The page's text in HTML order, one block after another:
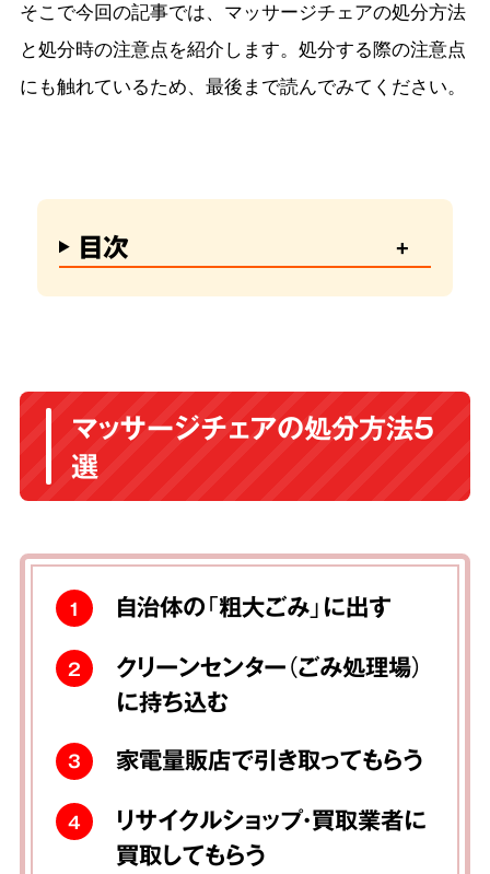
そこで今回の記事では、マッサージチェアの処分方法
と処分時の注意点を紹介します。処分する際の注意点
にも触れているため、最後まで読んでみてください。
目次
マッサージチェアの処分方法5
選
1 自治体の「粗大ごみ」に出す
2
クリーンセンター（ごみ処理場）
に持ち込む
3 家電量販店で引き取ってもらう
4
リサイクルショップ・買取業者に
買取してもらう